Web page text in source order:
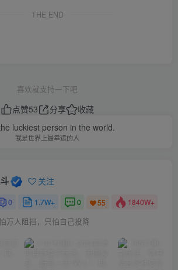
THE END
喜欢就支持一下吧
点赞53 分享
收藏
luckiest person in the world.
我是世界上最幸运的人
关注
0 1.7W+ 0 55 1840W+
万人阻挡，只怕自己投降